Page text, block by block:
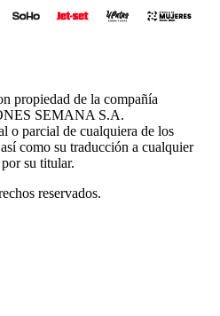
propiedad de la compañía
SEMANA S.A.
o parcial de cualquiera de los
como su traducción a cualquier
su titular.
reservados.